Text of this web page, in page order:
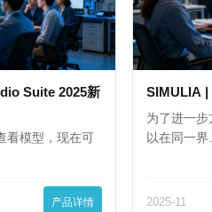
Suite 2025新
看模型，现在可
产品详情
SIMULIA |
为了进一
以在同一界
2025-11